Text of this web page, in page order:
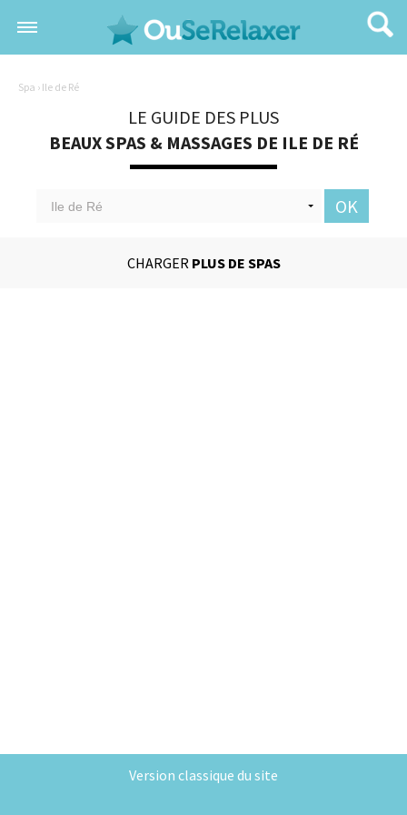
Spa › Ile de Ré
LE GUIDE DES PLUS
BEAUX SPAS & MASSAGES DE ILE DE RÉ
OK
CHARGER PLUS DE SPAS
Version classique du site